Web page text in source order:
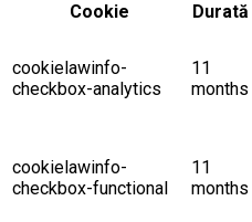
Cookie
Durată
cookielawinfo-
checkbox-analytics
11
months
cookielawinfo-
checkbox-functional
11
months